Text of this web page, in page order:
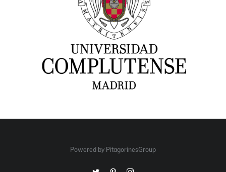
Powered by PitagorinesGroup